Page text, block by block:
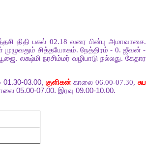
திதி பகல் 02.18 வரை பின்பு அமாவாசை.
முழுவதும் சித்தயோகம். நேத்திரம் - 0. ஜீவன் -
லக்ஷ்மி நரசிம்மர் வழிபாடு நல்லது. கேதார
01.30-03.00, குளிகன்காலை 06.00-07.30, சுப
05.00-07.00. இரவு 09.00-10.00.